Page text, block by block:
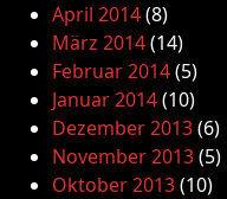
April 2014(8)
März 2014(14)
Februar 2014(5)
Januar 2014(10)
Dezember 2013(6)
November 2013(5)
Oktober 2013(10)